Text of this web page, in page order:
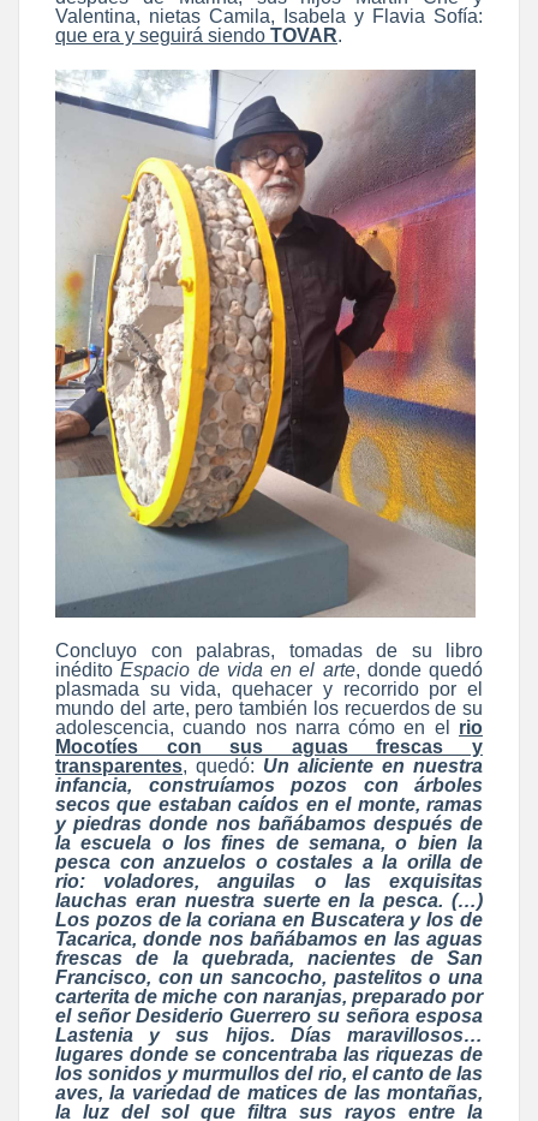
Valentina, nietas Camila, Isabela y Flavia Sofía:
que era y seguirá siendo TOVAR.
Concluyo con palabras, tomadas de su libro
inéditoEspacio de vida en el arte, donde quedó
plasmada su vida, quehacer y recorrido por el
mundo del arte, pero también los recuerdos de su
adolescencia, cuando nos narra cómo en el rio
Mocotíes con sus aguas frescas y
transparentes, quedó: Un aliciente en nuestra
infancia, construíamos pozos con árboles
secos que estaban caídos en el monte, ramas
y piedras donde nos bañábamos después de
la escuela o los fines de semana, o bien la
pesca con anzuelos o costales a la orilla de
rio: voladores, anguilas o las exquisitas
lauchas eran nuestra suerte en la pesca. (…)
Los pozos de la coriana en Buscatera y los de
Tacarica, donde nos bañábamos en las aguas
frescas de la quebrada, nacientes de San
Francisco, con un sancocho, pastelitos o una
carterita de miche con naranjas, preparado por
el señor Desiderio Guerrero su señora esposa
Lastenia y sus hijos. Días maravillosos…
lugares donde se concentraba las riquezas de
los sonidos y murmullos del rio, el canto de las
aves, la variedad de matices de las montañas,
la luz del sol que filtra sus rayos entre la